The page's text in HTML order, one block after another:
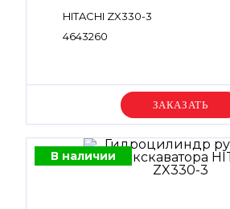
HITACHI ZX330-3
4643260
Уточняйте цену
В наличии